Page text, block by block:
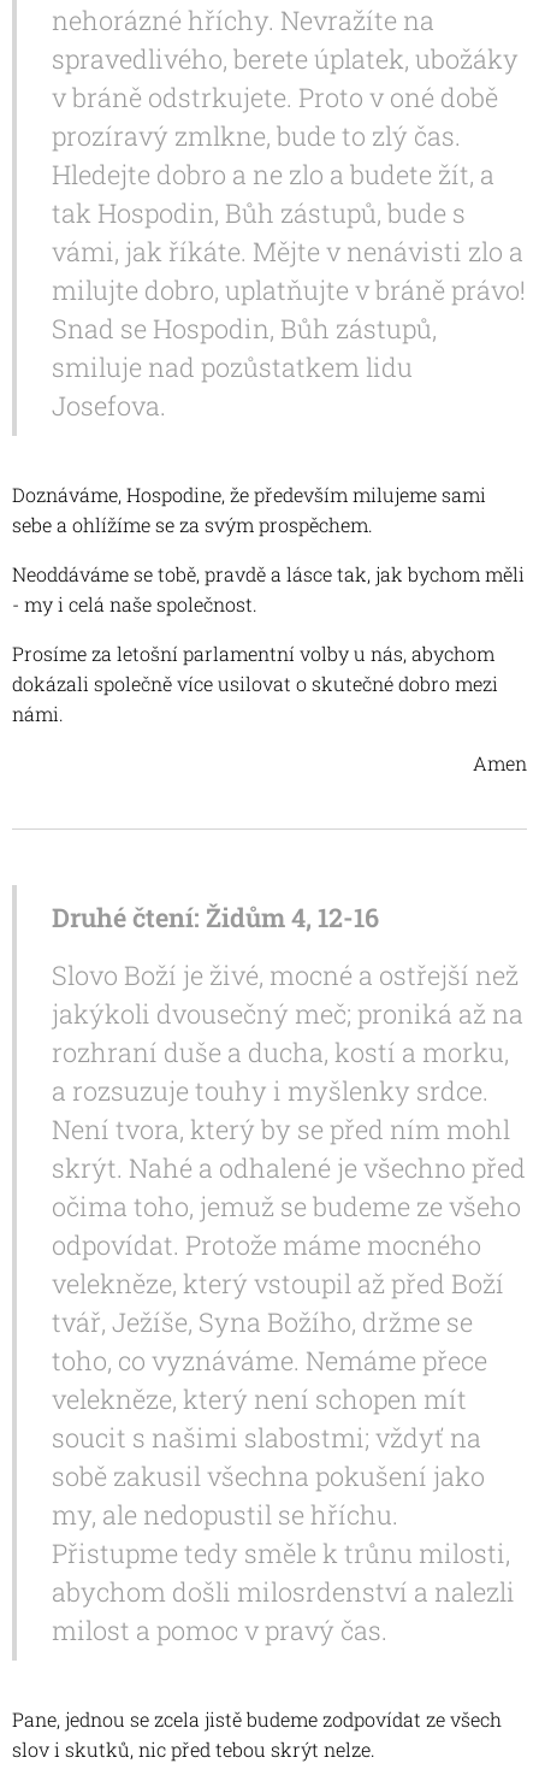
nehorázné hříchy. Nevražíte na
spravedlivého, berete úplatek, ubožáky
v bráně odstrkujete. Proto v oné době
prozíravý zmlkne, bude to zlý čas.
Hledejte dobro a ne zlo a budete žít, a
tak Hospodin, Bůh zástupů, bude s
vámi, jak říkáte. Mějte v nenávisti zlo a
milujte dobro, uplatňujte v bráně právo!
Snad se Hospodin, Bůh zástupů,
smiluje nad pozůstatkem lidu
Josefova.
Doznáváme, Hospodine, že především milujeme sami
sebe a ohlížíme se za svým prospěchem.
Neoddáváme se tobě, pravdě a lásce tak, jak bychom měli
- my i celá naše společnost.
Prosíme za letošní parlamentní volby u nás, abychom
dokázali společně více usilovat o skutečné dobro mezi
námi.
Amen
Druhé čtení: Židům 4, 12-16
Slovo Boží je živé, mocné a ostřejší než
jakýkoli dvousečný meč; proniká až na
rozhraní duše a ducha, kostí a morku,
a rozsuzuje touhy i myšlenky srdce.
Není tvora, který by se před ním mohl
skrýt. Nahé a odhalené je všechno před
očima toho, jemuž se budeme ze všeho
odpovídat. Protože máme mocného
velekněze, který vstoupil až před Boží
tvář, Ježíše, Syna Božího, držme se
toho, co vyznáváme. Nemáme přece
velekněze, který není schopen mít
soucit s našimi slabostmi; vždyť na
sobě zakusil všechna pokušení jako
my, ale nedopustil se hříchu.
Přistupme tedy směle k trůnu milosti,
abychom došli milosrdenství a nalezli
milost a pomoc v pravý čas.
Pane, jednou se zcela jistě budeme zodpovídat ze všech
slov i skutků, nic před tebou skrýt nelze.